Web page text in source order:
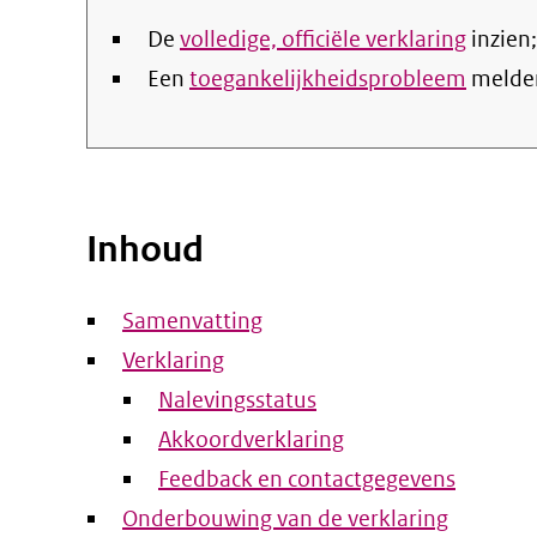
De volledige, officiële verklaring inzien;
Een toegankelijkheidsprobleem
Inhoud
Samenvatting
Verklaring
Nalevingsstatus
Akkoordverklaring
Feedback en contactgegevens
Onderbouwing van de verklaring